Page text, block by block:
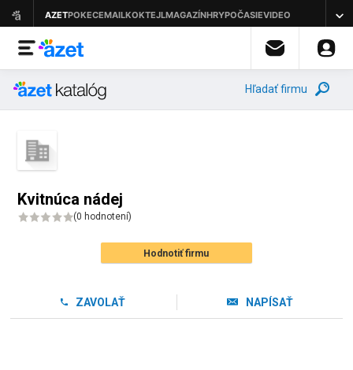
Hľadať firmu
Kvitnúca nádej
(0 hodnotení)
Hodnotiť firmu
ZAVOLAŤ NAPÍSAŤ